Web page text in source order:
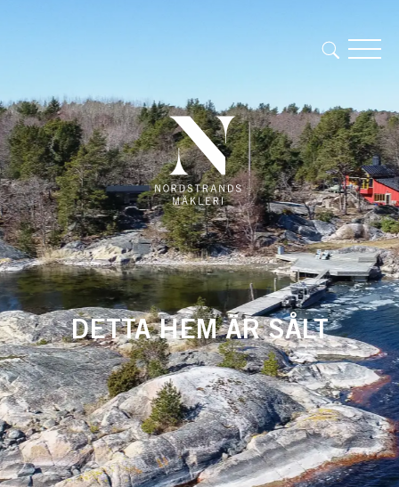
DETTA HEM ÄR SÅLT